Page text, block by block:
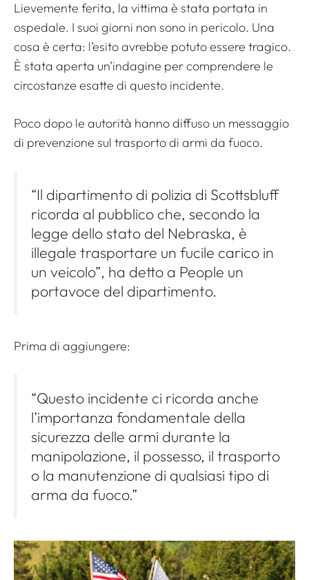
Lievemente ferita, la vittima è stata portata in
ospedale. I suoi giorni non sono in pericolo. Una
cosa è certa: l’esito avrebbe potuto essere tragico.
È stata aperta un’indagine per comprendere le
circostanze esatte di questo incidente.
Poco dopo le autorità hanno diffuso un messaggio
di prevenzione sul trasporto di armi da fuoco.
“Il dipartimento di polizia di Scottsbluff
ricorda al pubblico che, secondo la
legge dello stato del Nebraska, è
illegale trasportare un fucile carico in
un veicolo”, ha detto a People un
portavoce del dipartimento.
Prima di aggiungere:
“Questo incidente ci ricorda anche
l’importanza fondamentale della
sicurezza delle armi durante la
manipolazione, il possesso, il trasporto
o la manutenzione di qualsiasi tipo di
arma da fuoco.”